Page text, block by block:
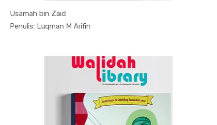
Usamah bin Zaid
Penulis: Luqman M ArifinIn Sosial ...